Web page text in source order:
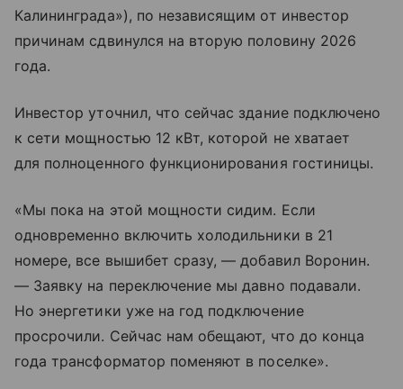
Калининграда»), по независящим от инвестор
причинам сдвинулся на вторую половину 2026
года.
Инвестор уточнил, что сейчас здание подключено
к сети мощностью 12 кВт, которой не хватает
для полноценного функционирования гостиницы.
«Мы пока на этой мощности сидим. Если
одновременно включить холодильники в 21
номере, все вышибет сразу, — добавил Воронин.
— Заявку на переключение мы давно подавали.
Но энергетики уже на год подключение
просрочили. Сейчас нам обещают, что до конца
года трансформатор поменяют в поселке».